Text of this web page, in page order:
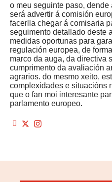
o meu seguinte paso,
será advertir á comisión
facerlla chegar á comisaria
seguimento detallado deste
medidas oportunas para
regulación europea, de
marco da auga, da directiva
cumprimento da avaliación
agrarios. do mesmo xeito,
complexidades e situacións
que o fan moi interesante
parlamento europeo.